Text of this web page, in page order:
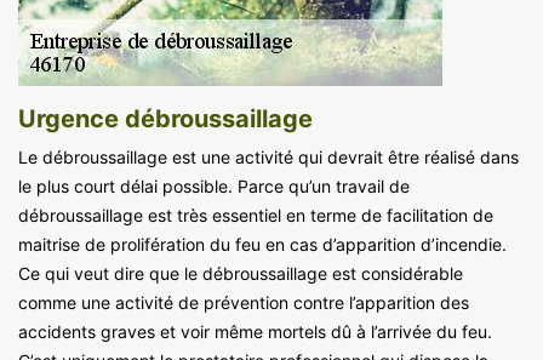
Urgence débroussaillage
Le débroussaillage est une activité qui devrait être réalisé dans
le plus court délai possible. Parce qu’un travail de
débroussaillage est très essentiel en terme de facilitation de
maitrise de prolifération du feu en cas d’apparition d’incendie.
Ce qui veut dire que le débroussaillage est considérable
comme une activité de prévention contre l’apparition des
accidents graves et voir même mortels dû à l’arrivée du feu.